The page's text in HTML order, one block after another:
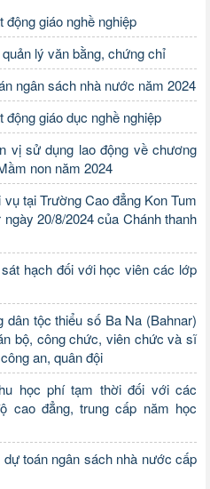
giáo nghề nghiệp
lý văn bằng, chứng chỉ
ngân sách nhà nước năm 2024
giáo dục nghề nghiệp
vị sử dụng lao động về chương
non năm 2024
tại Trường Cao đẳng Kon Tum
20/8/2024 của Chánh thanh
hạch đối với học viên các lớp
tộc thiểu số Ba Na (Bahnar)
bộ, công chức, viên chức và sĩ
an, quân đội
học phí tạm thời đối với các
cao đẳng, trung cấp năm học
toán ngân sách nhà nước cấp